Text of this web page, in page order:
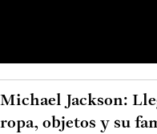
Michael Jackson:
ropa, objetos y su